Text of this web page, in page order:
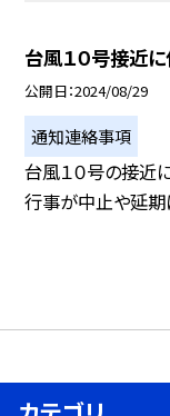
台風１０号接近
公開日 2024/08/29
通知連絡事項
台風１０号の接近
行事が中止や延期